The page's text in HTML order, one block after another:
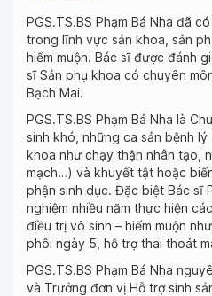
PGS.TS.BS Phạm Bá Nha đã
trong lĩnh vực sản khoa, sản
hiếm muộn. Bác sĩ được đánh
sĩ Sản phụ khoa có chuyên
Bạch Mai.
PGS.TS.BS Phạm Bá Nha là
sinh khó, những ca sản bệnh
khoa như chạy thận nhân tạo,
mạch…) và khuyết tật hoặc
phận sinh dục. Đặc biệt Bác sĩ
nghiệm nhiều năm thực hiện
điều trị vô sinh – hiếm muộn
phôi ngày 5, hỗ trợ thai thoát
PGS.TS.BS Phạm Bá Nha
và Trưởng đơn vị Hỗ trợ sinh